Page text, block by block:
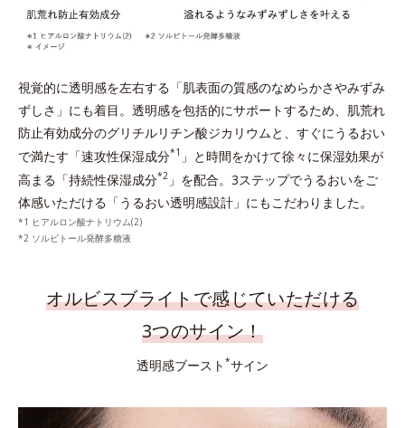
視覚的に透明感を左右する「肌表面の質感のなめらかさやみずみ
ずしさ」にも着目。透明感を包括的にサポートするため、肌荒れ
防止有効成分のグリチルリチン酸ジカリウムと、すぐにうるおい
で満たす「速攻性保湿成分*1 」と時間をかけて徐々に保湿効果が
高まる「持続性保湿成分*2 」を配合。3ステップでうるおいをご
体感いただける「うるおい透明感設計」にもこだわりました。
ヒアルロン酸ナトリウム(2)
ソルビトール発酵多糖液
オルビスブライトで感じていただける
3つのサイン！
透明感ブースト *サイン